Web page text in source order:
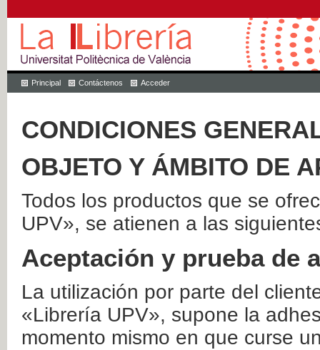
Principal Contáctenos Acceder
CONDICIONES
OBJETO Y ÁMBITO DE
Todos los productos que se
UPV», se atienen a las
Aceptación y prueba de
La utilización por parte del
«Librería UPV», supone la
momento mismo en que curse